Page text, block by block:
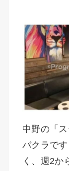
中野の「
バクラで
く、週2か